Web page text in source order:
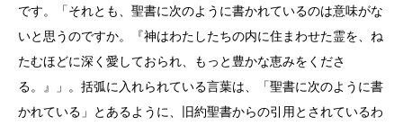
です。「それとも、聖書に次のように書かれているのは意味がな
いと思うのですか。『神はわたしたちの内に住まわせた霊を、ね
たむほどに深く愛しておられ、もっと豊かな恵みをくださ
る。』」。括弧に入れられている言葉は、「聖書に次のように書
かれている」とあるように、旧約聖書からの引用とされているわ